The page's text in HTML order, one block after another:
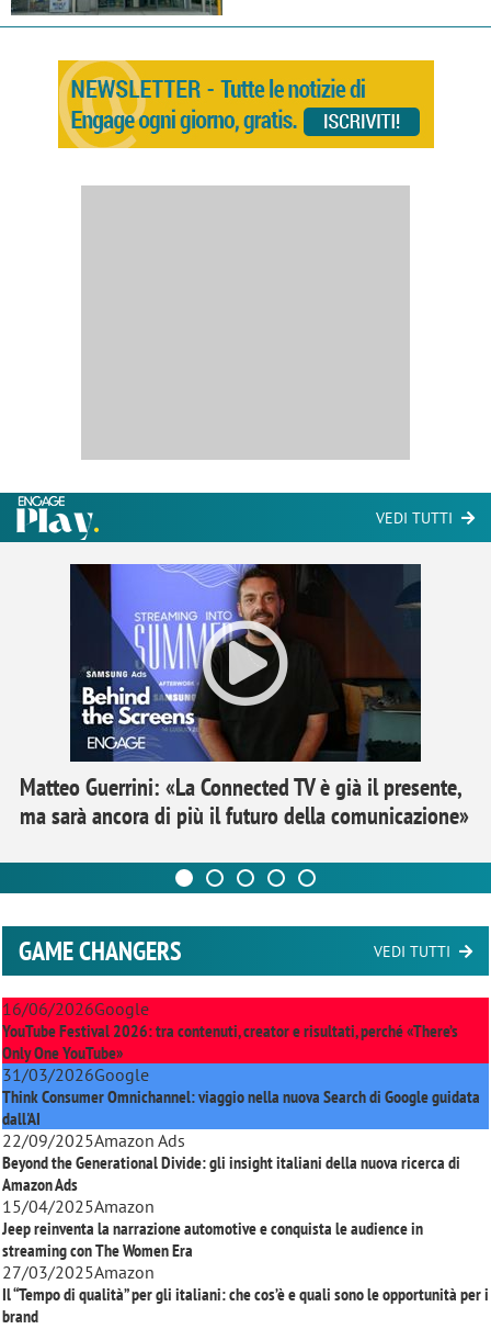
VEDI TUTTI
Matteo Guerrini: «La Connected TV è già il presente,
ma sarà ancora di più il futuro della comunicazione»
GAME CHANGERS VEDI TUTTI
16/06/2026Google
YouTube Festival 2026: tra contenuti, creator e risultati, perché «There’s
Only One YouTube»
31/03/2026Google
Think Consumer Omnichannel: viaggio nella nuova Search di Google guidata
dall'AI
22/09/2025Amazon Ads
Beyond the Generational Divide: gli insight italiani della nuova ricerca di
Amazon Ads
15/04/2025Amazon
Jeep reinventa la narrazione automotive e conquista le audience in
streaming conThe Women Era
27/03/2025Amazon
Il “Tempo di qualità” per gli italiani: che cos’è e quali sono le opportunità per i
brand